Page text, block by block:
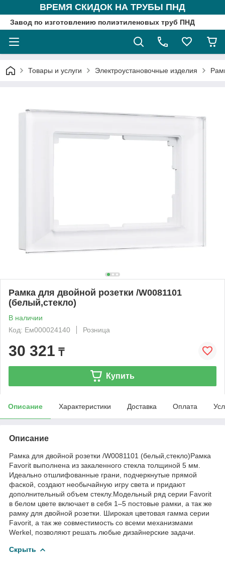
ВРЕМЯ СКИДОК НА ТРУБЫ ПНД
Завод по изготовлению полиэтиленовых труб ПНД
Товары и услуги Электроустановочные изделия
Рамка для двойной розетки /W0081101
(белый,стекло)
В наличии
Код: Ем000024140
Розница
30 321 ₸
Купить
Описание Характеристики Доставка Оплата
Описание
Рамка для двойной розетки /W0081101 (белый,стекло)Рамка
Favorit выполнена из закаленного стекла толщиной 5 мм.
Идеально отшлифованные грани, подчеркнутые прямой
фаской, создают необычайную игру света и придают
дополнительный объем стеклу.Модельный ряд серии Favorit
в белом цвете включает в себя 1–5 постовые рамки, а так же
рамку для двойной розетки. Широкая цветовая гамма серии
Favorit, а так же совместимость со всеми механизмами
Werkel, позволяют решать любые дизайнерские задачи.
Скрыть